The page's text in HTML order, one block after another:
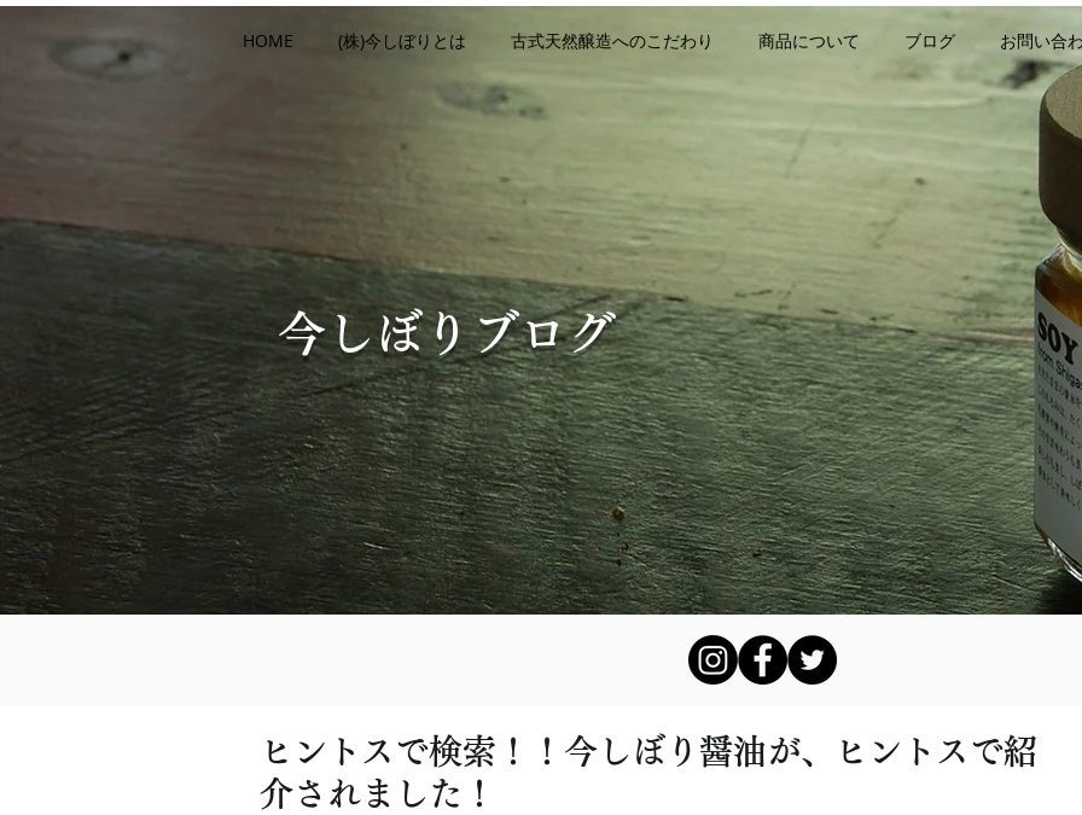
HOME (株)今しぼりとは 古式天然醸造へのこだわり 商品について ブログ お問い合
今しぼりブログ
ヒントスで検索！！今しぼり醤油が、ヒントスで紹
介されました！